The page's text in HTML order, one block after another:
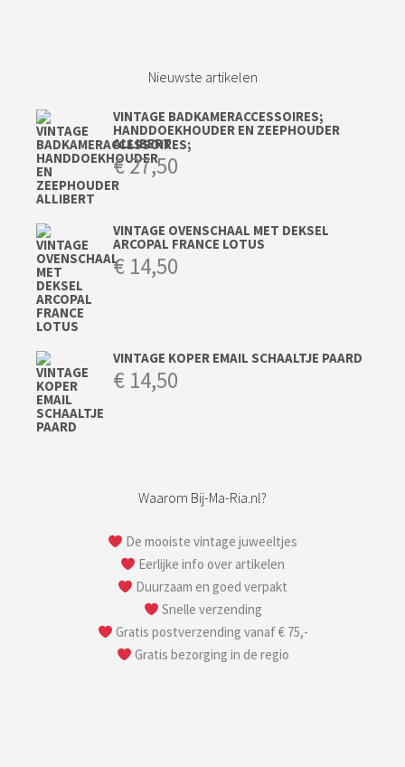
Nieuwste artikelen
VINTAGE BADKAMERACCESSOIRES;
HANDDOEKHOUDER EN ZEEPHOUDER
ALLIBERT
€27,50
VINTAGE OVENSCHAAL MET DEKSEL
ARCOPAL FRANCE LOTUS
€ 14,50
VINTAGE KOPER EMAIL SCHAALTJE PAARD
€ 14,50
Waarom Bij-Ma-Ria.nl?
De mooiste vintage juweeltjes
Eerlijke info over artikelen
Duurzaam en goed verpakt
Snelle verzending
Gratis postverzending vanaf € 75,-
Gratis bezorging in de regio